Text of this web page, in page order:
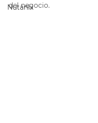
Nutanix
del negocio.